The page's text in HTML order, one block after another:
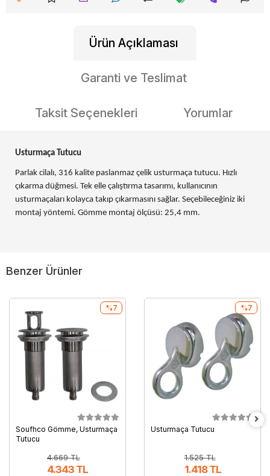
Ürün Açıklaması
Garanti ve Teslimat
Taksit Seçenekleri Yorumlar
Usturmaça Tutucu
Parlak cilalı, 316 kalite paslanmaz çelik usturmaça tutucu. Hızlı
çıkarma düğmesi. Tek elle çalıştırma tasarımı, kullanıcının
usturmaçaları kolayca takıp çıkarmasını sağlar. Seçebileceğiniz iki
montaj yöntemi. Gömme montaj ölçüsü: 25,4 mm.
Benzer Ürünler
Soufhco Gömme, Usturmaça
Tutucu
4.669 TL
4.343 TL
%7
Usturmaça Tutucu
1.525 TL
1.418 TL
%7